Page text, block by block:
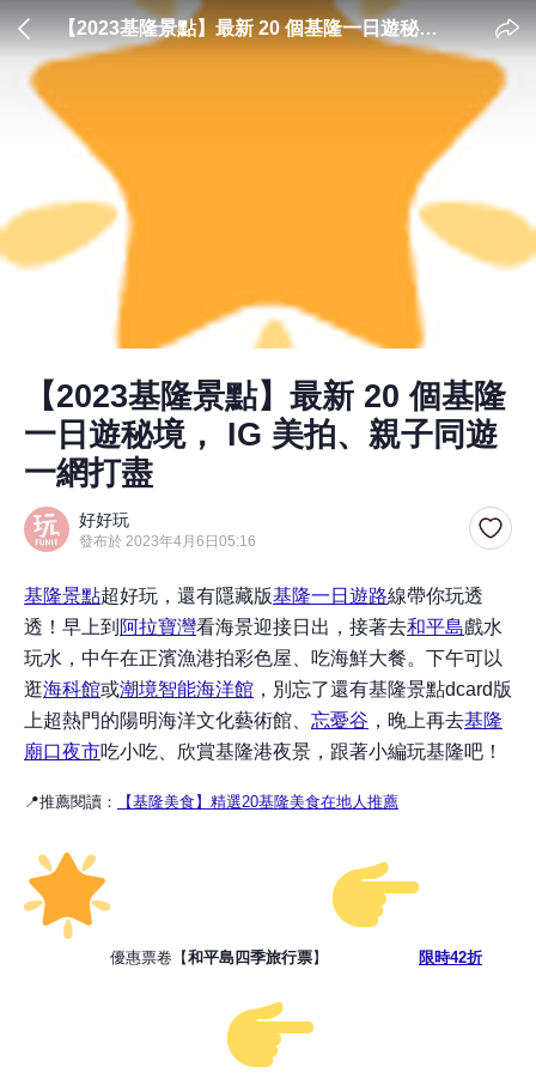
【2023基隆景點】最新 20 個基隆一日遊秘
境， IG 美拍、親子同遊一網打盡
【2023基隆景點】最新 20 個基隆
一日遊秘境， IG 美拍、親子同遊
一網打盡
好好玩
發布於 2023年4月6日05:16
基隆景點超好玩，還有隱藏版基隆一日遊路線帶你玩透
透！早上到 阿拉寶灣看海景迎接日出，接著去和平島戲水
玩水，中午在正濱漁港拍彩色屋、吃海鮮大餐。下午可以
逛海科館或潮境智能海洋館 ， 別忘了還有基隆景點dcard版
上超熱門的陽明海洋文化藝術館、 忘憂谷 ，晚上再去基隆
廟口夜市吃小吃、欣賞基隆港夜景，跟著小編玩基隆吧！
📍推薦閱讀： 【基隆美食】精選20基隆美食在地人推薦
優惠票卷【和平島四季旅行票】 限時42折